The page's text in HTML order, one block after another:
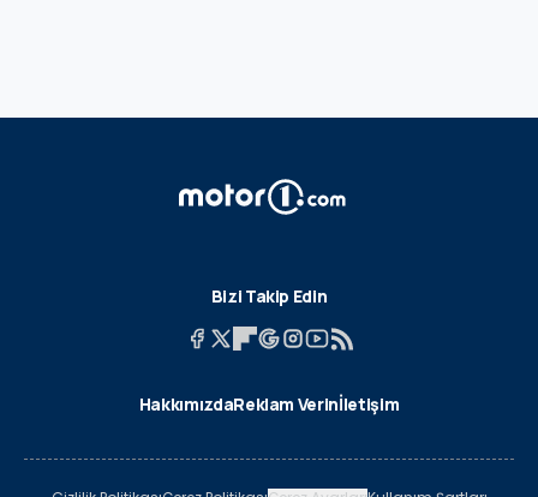
Bizi Takip Edin
HakkımızdaReklam Verinİletişim